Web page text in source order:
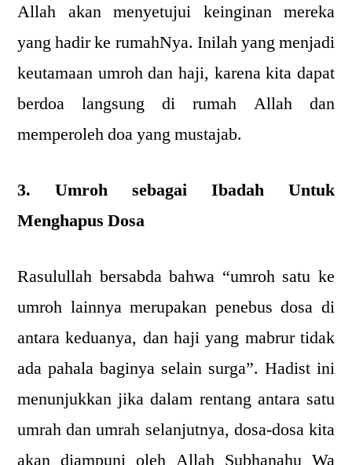
Allah akan menyetujui keinginan mereka
yang hadir ke rumahNya. Inilah yang menjadi
keutamaan umroh dan haji, karena kita dapat
berdoa langsung di rumah Allah dan
memperoleh doa yang mustajab.
3. Umroh sebagai Ibadah Untuk
Menghapus Dosa
Rasulullah bersabda bahwa “umroh satu ke
umroh lainnya merupakan penebus dosa di
antara keduanya, dan haji yang mabrur tidak
ada pahala baginya selain surga”. Hadist ini
menunjukkan jika dalam rentang antara satu
umrah dan umrah selanjutnya, dosa-dosa kita
akan diampuni oleh Allah Subhanahu Wa